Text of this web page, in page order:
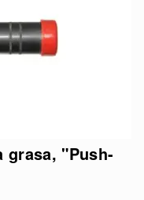
grasa, "Push-